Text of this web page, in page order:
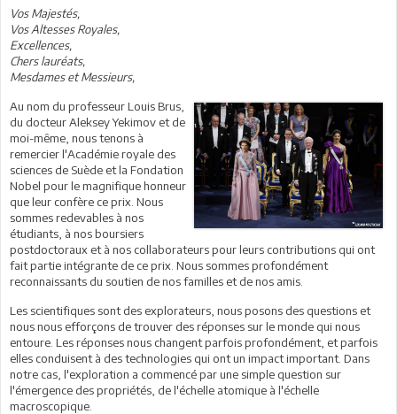
Vos Majestés,
Vos Altesses Royales,
Excellences,
Chers lauréats,
Mesdames et Messieurs,
Au nom du professeur Louis Brus,
du docteur Aleksey Yekimov et de
moi-même, nous tenons à
remercier l'Académie royale des
sciences de Suède et la Fondation
Nobel pour le magnifique honneur
que leur confère ce prix. Nous
sommes redevables à nos
étudiants, à nos boursiers
postdoctoraux et à nos collaborateurs pour leurs contributions qui ont
fait partie intégrante de ce prix. Nous sommes profondément
reconnaissants du soutien de nos familles et de nos amis.
Les scientifiques sont des explorateurs, nous posons des questions et
nous nous efforçons de trouver des réponses sur le monde qui nous
entoure. Les réponses nous changent parfois profondément, et parfois
elles conduisent à des technologies qui ont un impact important. Dans
notre cas, l'exploration a commencé par une simple question sur
l'émergence des propriétés, de l'échelle atomique à l'échelle
macroscopique.